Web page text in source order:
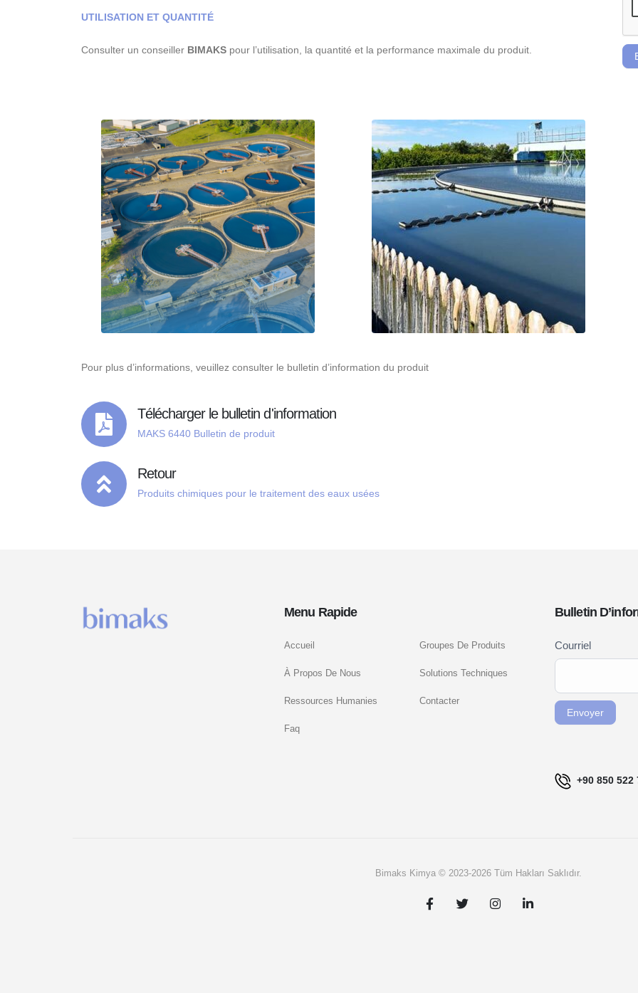
UTILISATION ET QUANTITÉ
Consulter un conseiller BIMAKS pour l’utilisation, la quantité et la performance maximale du produit.
Pour plus d’informations, veuillez consulter le bulletin d’information du produit
Télécharger le bulletin d'information
MAKS 6440 Bulletin de produit
Retour
Produits chimiques pour le traitement des eaux usées
Menu Rapide
Accueil
À Propos De Nous
Ressources Humanies
Faq
Groupes De Produits
Solutions Techniques
Contacter
Bulletin
Newsletter
Signup
Courriel
Envoyer
Si vous
êtes un
ne
remplissez
+90 850 522
Bimaks Kimya © 2023-2026 Tüm Hakları Saklıdır.